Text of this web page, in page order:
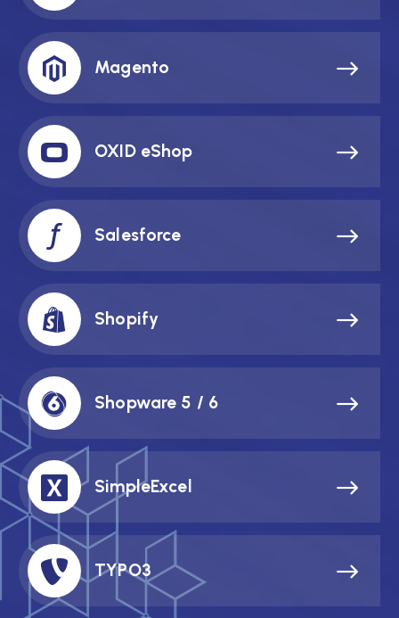
Magento
OXID eShop
Salesforce
Shopify
Shopware 5 / 6
SimpleExcel
TYPO3